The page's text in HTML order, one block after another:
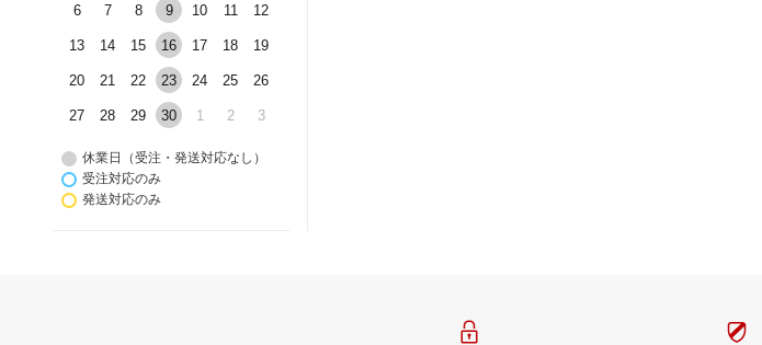
6 7 8 9 10 11 12
13 14 15 16 17 18 19
20 21 22 23 24 25 26
27 28 29 30 1 2 3
休業日（受注・発送対応なし）
受注対応のみ
発送対応のみ